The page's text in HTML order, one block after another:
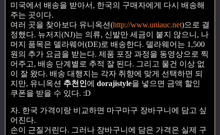
미국에서 배송을 받아서, 한국의 구매자에게 다시 배송해
주는 곳이다.
여러 곳을 찾아보다 유니옥션(http://www.uniauc.net)으로 결
정했다. 뉴저지(NJ)는 의류, 신발만 세금이 붙지 않으니, 나
머지 품목은 델라웨어(DE)로 배송한다. 델라웨어는 1,500
원의 추가 요금을 받는다. 제품 포장 과정을 동영상으로 찍
어주고, 배송 단계별로 추적 잘 된다. 그리고 물건 이상 없
이 잘 왔다. 배송 대행지는 각자 취향에 맞게 선택하면 되
지만, 유니옥션 추천인에 dorajistyle을 넣으면 금액 할인
쿠폰을 받을 수 있다. :D
자. 한국 가격이랑 비교하면 마구마구 장바구니에 담고 싶
어진다.
손이 근질거린다. 그러나 장바구니에 담은 가격은 실제 구